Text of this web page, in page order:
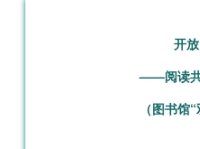
开
——阅读共
（图书馆